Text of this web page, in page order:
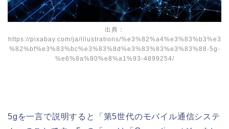
出典：
https://pixabay.com/ja/illustrations/%e3%82%a4%e3%83%b3%e3
%82%bf%e3%83%bc%e3%83%8d%e3%83%83%e3%83%88-5g-
%e6%8a%80%e8%a1%93-4899254/
5gを一言で説明すると「第5世代のモバイル通信システ